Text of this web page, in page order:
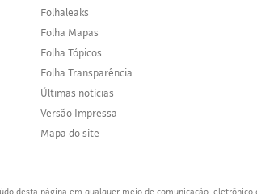
Folhaleaks
Folha Mapas
Folha Tópicos
Folha Transparência
Últimas notícias
Versão Impressa
Mapa do site